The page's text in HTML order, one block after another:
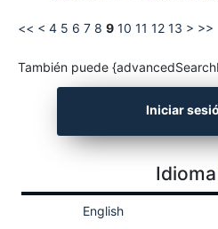
<< < 4 5 6 7 8 9 10 11 12 13 > >>
También puede
Iniciar
Idioma
English